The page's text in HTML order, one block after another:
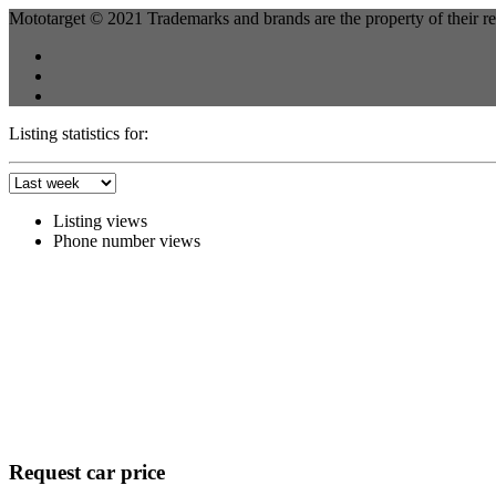
Mototarget © 2021 Trademarks and brands are the property of their
Listing statistics for:
Listing views
Phone number views
Request car price